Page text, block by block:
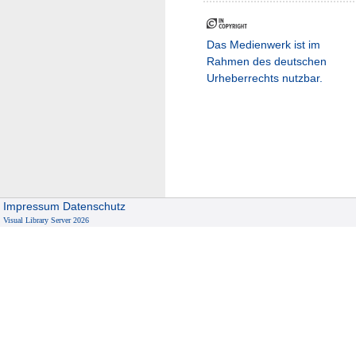
Das Medienwerk ist im
Rahmen des deutschen
Urheberrechts nutzbar.
Impressum Datenschutz
Visual Library Server 2026